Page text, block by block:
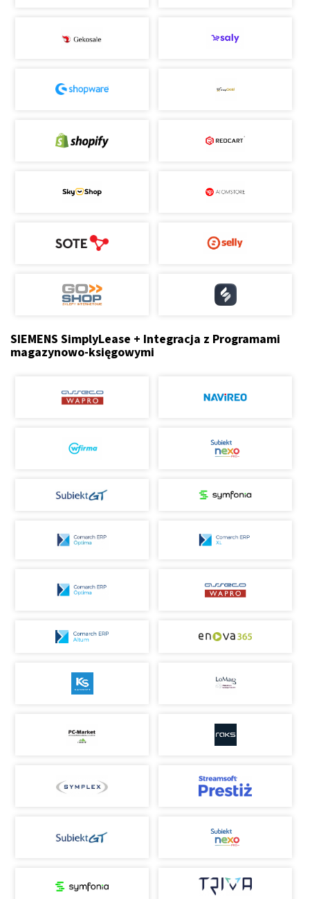
SIEMENS SimplyLease + Integracja z Programami
magazynowo-księgowymi